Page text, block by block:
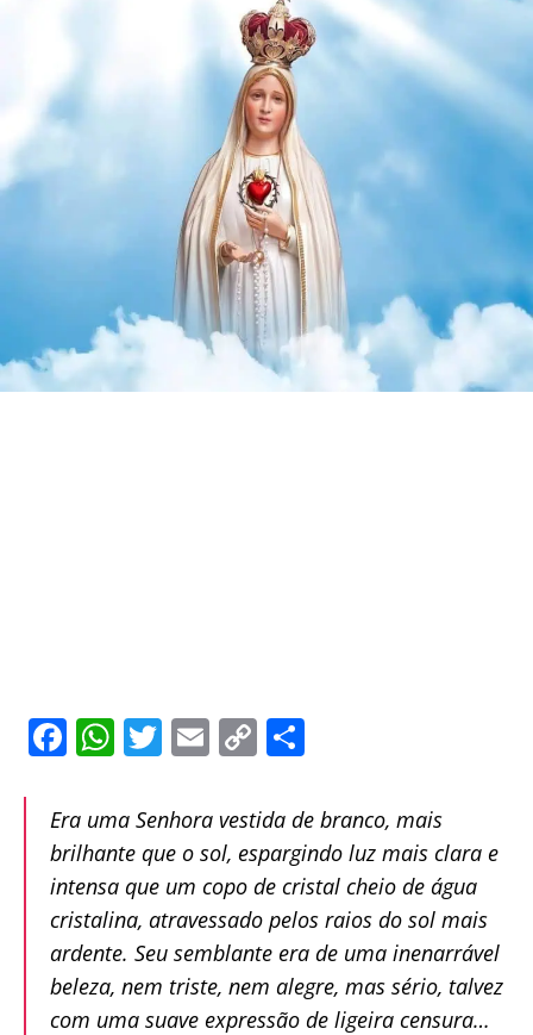
F
c
e
b
o
o
k
W
at
s
A
p
p
T
itt
er
E
ai
l
C
p
y
Li
n
k
ar
e
Era uma Senhora vestida de branco, mais
brilhante que o sol, espargindo luz mais clara e
intensa que um copo de cristal cheio de água
cristalina, atravessado pelos raios do sol mais
ardente. Seu semblante era de uma inenarrável
beleza, nem triste, nem alegre, mas sério, talvez
com uma suave expressão de ligeira censura…